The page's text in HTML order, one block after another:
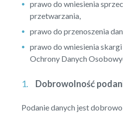
prawo do wniesienia
przetwarzania,
prawo do przenoszenia
prawo do wniesienia
Ochrony Danych
Dobrowolność
Podanie danych jest